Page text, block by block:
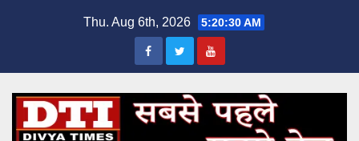
Thu. Aug 6th, 2026 5:20:30 AM